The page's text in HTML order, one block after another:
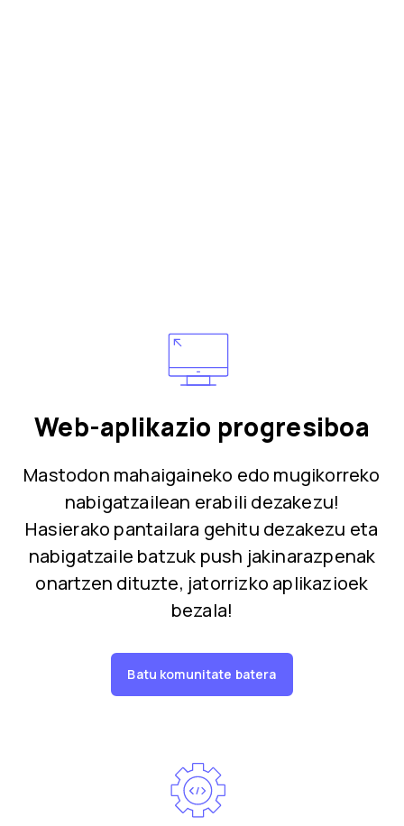
Web-aplikazio progresiboa
Mastodon mahaigaineko edo mugikorreko
nabigatzailean erabili dezakezu!
Hasierako pantailara gehitu dezakezu eta
nabigatzaile batzuk push jakinarazpenak
onartzen dituzte, jatorrizko aplikazioek
bezala!
Batu komunitate batera